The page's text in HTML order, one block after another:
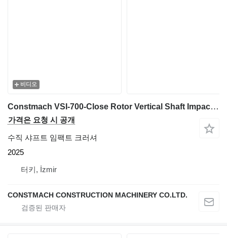
비디오
Constmach VSI-700-Close Rotor Vertical Shaft Impact Crusher 60-100 t/h
가격은 요청 시 공개
수직 샤프트 임팩트 크러셔
2025
터키, İzmir
CONSTMACH CONSTRUCTION MACHINERY CO.LTD.